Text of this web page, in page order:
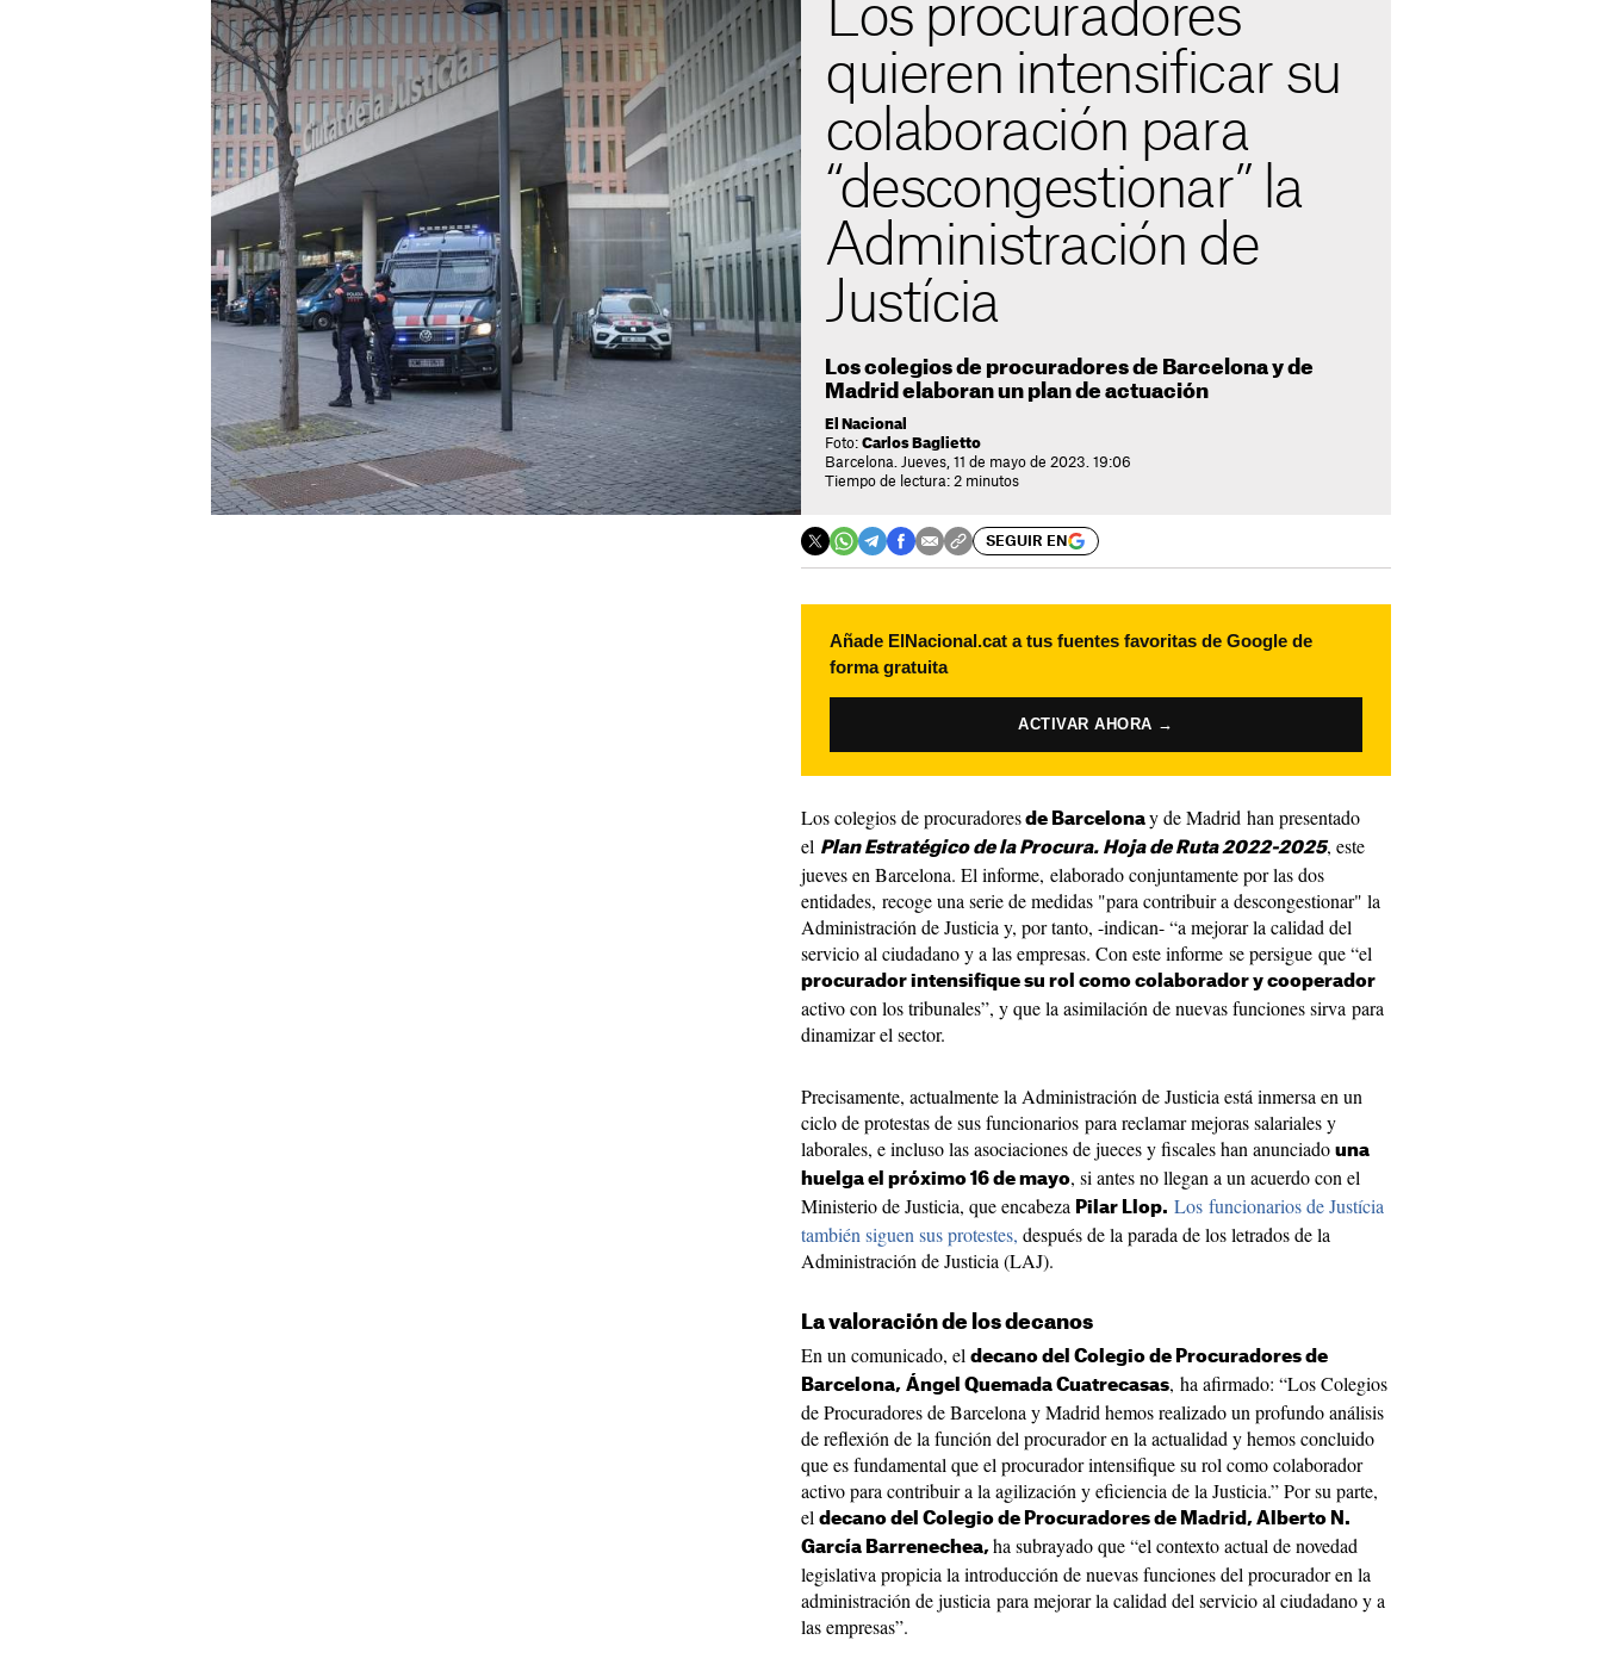
Los procuradores
quieren intensificar su
colaboración para
“descongestionar” la
Administración de
Justícia
Los colegios de procuradores de Barcelona y de
Madrid elaboran un plan de actuación
El Nacional
Foto: Carlos Baglietto
Barcelona. Jueves, 11 de mayo de 2023. 19:06
Tiempo de lectura: 2 minutos
SEGUIR EN
Añade ElNacional.cat a tus fuentes favoritas de Google de
forma gratuita
ACTIVAR AHORA →
Los colegios de procuradores de Barcelona y de Madrid han presentado
el Plan Estratégico de la Procura. Hoja de Ruta 2022-2025, este
jueves en Barcelona. El informe, elaborado conjuntamente por las dos
entidades, recoge una serie de medidas "para contribuir a descongestionar" la
Administración de Justicia y, por tanto, -indican- “a mejorar la calidad del
servicio al ciudadano y a las empresas. Con este informe se persigue que “el
procurador intensifique su rol como colaborador y cooperador
activo con los tribunales”, y que la asimilación de nuevas funciones sirva para
dinamizar el sector.
Precisamente, actualmente la Administración de Justicia está inmersa en un
ciclo de protestas de sus funcionarios para reclamar mejoras salariales y
laborales, e incluso las asociaciones de jueces y fiscales han anunciado una
huelga el próximo 16 de mayo, si antes no llegan a un acuerdo con el
Ministerio de Justicia, que encabeza Pilar Llop. Los funcionarios de Justícia
también siguen sus protestes, después de la parada de los letrados de la
Administración de Justicia (LAJ).
La valoración de los decanos
En un comunicado, el decano del Colegio de Procuradores de
Barcelona, Ángel Quemada Cuatrecasas, ha afirmado: “Los Colegios
de Procuradores de Barcelona y Madrid hemos realizado un profundo análisis
de reflexión de la función del procurador en la actualidad y hemos concluido
que es fundamental que el procurador intensifique su rol como colaborador
activo para contribuir a la agilización y eficiencia de la Justicia.” Por su parte,
el decano del Colegio de Procuradores de Madrid, Alberto N.
García Barrenechea, ha subrayado que “el contexto actual de novedad
legislativa propicia la introducción de nuevas funciones del procurador en la
administración de justicia para mejorar la calidad del servicio al ciudadano y a
las empresas”.